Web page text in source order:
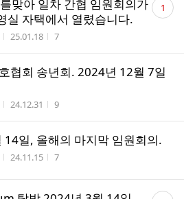
맞아 일차 간협 임원회의가
실 자택에서 열렸습니다.
작성시간
25.01.18 조회수
7
글 1
협회 송년회. 2024년 12월 7일
작성시간
24.12.31 조회수
9
일, 올해의 마지막 임원회의.
작성시간
24.11.15 조회수
7
댓